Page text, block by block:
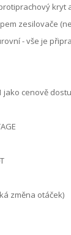
kryt
zesilovače
- vše je
jako cenově
změna otáček)